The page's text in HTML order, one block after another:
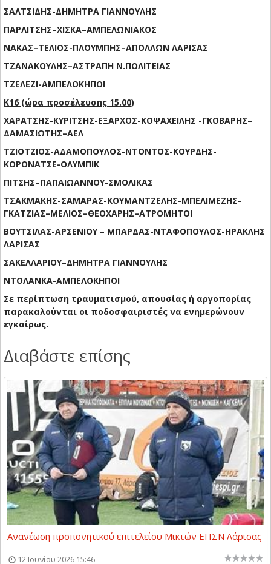
ΣΑΛΤΣΙΔΗΣ-ΔΗΜΗΤΡΑ ΓΙΑΝΝΟΥΛΗΣ
ΠΑΡΛΙΤΣΗΣ–ΧΙΣΚΑ–ΑΜΠΕΛΩΝΙΑΚΟΣ
ΝΑΚΑΣ–ΤΕΛΙΟΣ-ΠΛΟΥΜΠΗΣ–ΑΠΟΛΛΩΝ ΛΑΡΙΣΑΣ
ΤΖΑΝΑΚΟΥΛΗΣ–ΑΣΤΡΑΠΗ Ν.ΠΟΛΙΤΕΙΑΣ
ΤΖΕΛΕΖΙ-ΑΜΠΕΛΟΚΗΠΟΙ
Κ16 (ώρα προσέλευσης 15.00)
ΧΑΡΑΤΣΗΣ-ΚΥΡΙΤΣΗΣ-ΕΞΑΡΧΟΣ-ΚΟΨΑΧΕΙΛΗΣ -ΓΚΟΒΑΡΗΣ–
ΔΑΜΑΣΙΩΤΗΣ–ΑΕΛ
ΤΖΙΟΤΖΙΟΣ-ΑΔΑΜΟΠΟΥΛΟΣ-ΝΤΟΝΤΟΣ-ΚΟΥΡΔΗΣ-
ΚΟΡΟΝΑΤΣΕ-ΟΛΥΜΠΙΚ
ΠΙΤΣΗΣ–ΠΑΠΑΙΩΑΝΝΟΥ-ΣΜΟΛΙΚΑΣ
ΤΣΑΚΜΑΚΗΣ-ΣΑΜΑΡΑΣ-ΚΟΥΜΑΝΤΖΕΛΗΣ-ΜΠΕΛΙΜΕΖΗΣ-
ΓΚΑΤΖΙΑΣ–ΜΕΛΙΟΣ–ΘΕΟΧΑΡΗΣ–ΑΤΡΟΜΗΤΟΙ
ΒΟΥΤΣΙΛΑΣ-ΑΡΣΕΝΙΟΥ – ΜΠΑΡΔΑΣ-ΝΤΑΦΟΠΟΥΛΟΣ-ΗΡΑΚΛΗΣ
ΛΑΡΙΣΑΣ
ΣΑΚΕΛΛΑΡΙΟΥ–ΔΗΜΗΤΡΑ ΓΙΑΝΝΟΥΛΗΣ
ΝΤΟΛΑΝΚΑ-ΑΜΠΕΛΟΚΗΠΟΙ
Σε περίπτωση τραυματισμού, απουσίας ή αργοπορίας
παρακαλούνται οι ποδοσφαιριστές να ενημερώνουν
εγκαίρως.
Διαβάστε επίσης
Ανανέωση προπονητικού επιτελείου Μικτών ΕΠΣΝ Λάρισας
12 Ιουνίου 2026 15:46